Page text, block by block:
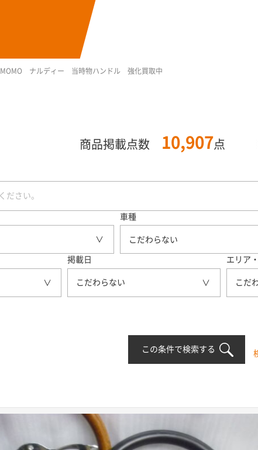
MOMO ナルディー 当時物ハンドル 強化買取中
商品掲載点数 10,907点
車種
こだわらない
掲載日
こだわらない
エリア
こだ
この条件で検索する